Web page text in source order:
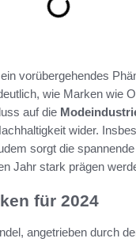
vorübergehendes
wie Marken wie
auf die
wider.
sorgt die
Jahr stark prägen
für 2024
angetrieben durch